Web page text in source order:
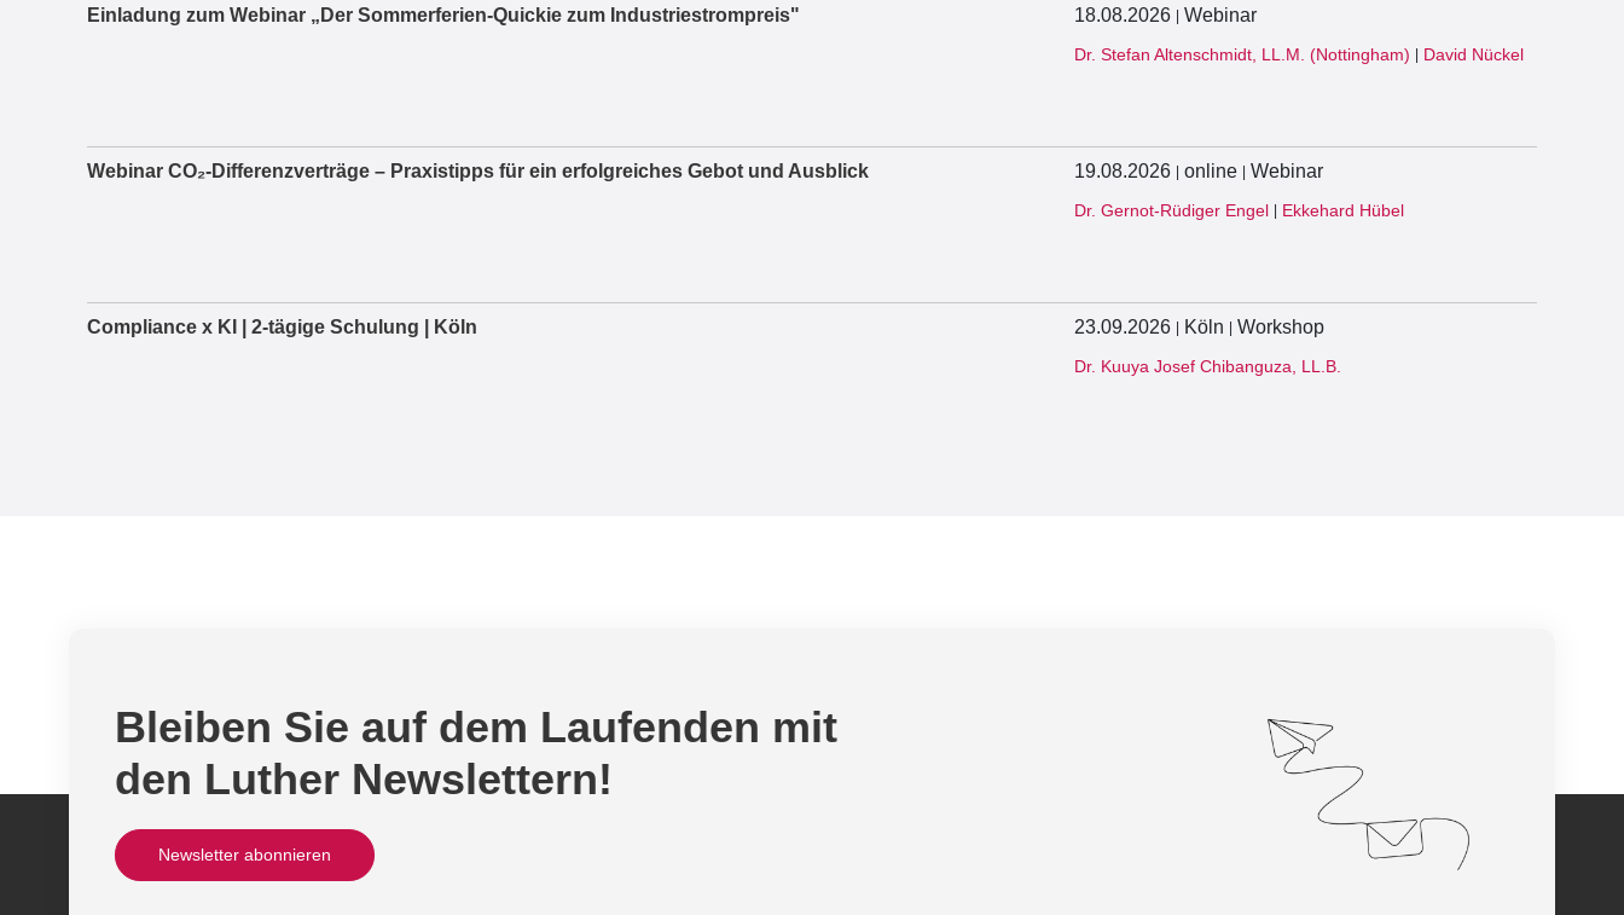
Einladung zum Webinar „Der Sommerferien-Quickie zum Industriestrompreis" 18.08.2026 | Webinar
Dr. Stefan Altenschmidt, LL.M. (Nottingham) | David Nückel
Webinar CO₂-Differenzverträge – Praxistipps für ein erfolgreiches Gebot und Ausblick 19.08.2026 | online | Webinar
Dr. Gernot-Rüdiger Engel | Ekkehard Hübel
Compliance x KI | 2-tägige Schulung | Köln 23.09.2026 | Köln | Workshop
Dr. Kuuya Josef Chibanguza, LL.B.
Bleiben Sie auf dem Laufenden mit
den Luther Newslettern!
Newsletter abonnieren